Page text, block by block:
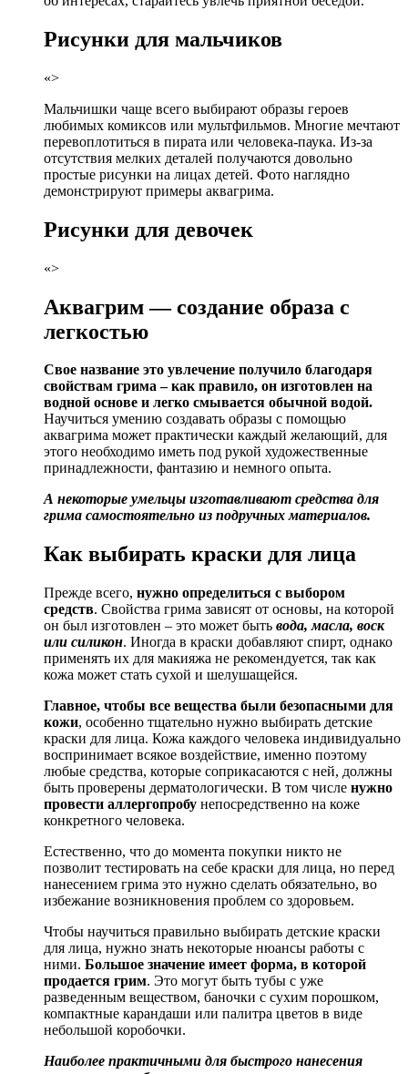
Рисунки для мальчиков
«>
Мальчишки чаще всего выбирают образы героев
любимых комиксов или мультфильмов. Многие мечтают
перевоплотиться в пирата или человека-паука. Из-за
отсутствия мелких деталей получаются довольно
простые рисунки на лицах детей. Фото наглядно
демонстрируют примеры аквагрима.
Рисунки для девочек
«>
Аквагрим — создание образа с
легкостью
Свое название это увлечение получило благодаря
свойствам грима – как правило, он изготовлен на
водной основе и легко смывается обычной водой.
Научиться умению создавать образы с помощью
аквагрима может практически каждый желающий, для
этого необходимо иметь под рукой художественные
принадлежности, фантазию и немного опыта.
А некоторые умельцы изготавливают средства для
грима самостоятельно из подручных материалов.
Как выбирать краски для лица
Прежде всего, нужно определиться с выбором
средств. Свойства грима зависят от основы, на которой
он был изготовлен – это может быть вода, масла, воск
или силикон. Иногда в краски добавляют спирт, однако
применять их для макияжа не рекомендуется, так как
кожа может стать сухой и шелушащейся.
Главное, чтобы все вещества были безопасными для
кожи, особенно тщательно нужно выбирать детские
краски для лица. Кожа каждого человека индивидуально
воспринимает всякое воздействие, именно поэтому
любые средства, которые соприкасаются с ней, должны
быть проверены дерматологически. В том числе нужно
провести аллергопробу непосредственно на коже
конкретного человека.
Естественно, что до момента покупки никто не
позволит тестировать на себе краски для лица, но перед
нанесением грима это нужно сделать обязательно, во
избежание возникновения проблем со здоровьем.
Чтобы научиться правильно выбирать детские краски
для лица, нужно знать некоторые нюансы работы с
ними. Большое значение имеет форма, в которой
продается грим. Это могут быть тубы с уже
разведенным веществом, баночки с сухим порошком,
компактные карандаши или палитра цветов в виде
небольшой коробочки.
Наиболее практичными для быстрого нанесения